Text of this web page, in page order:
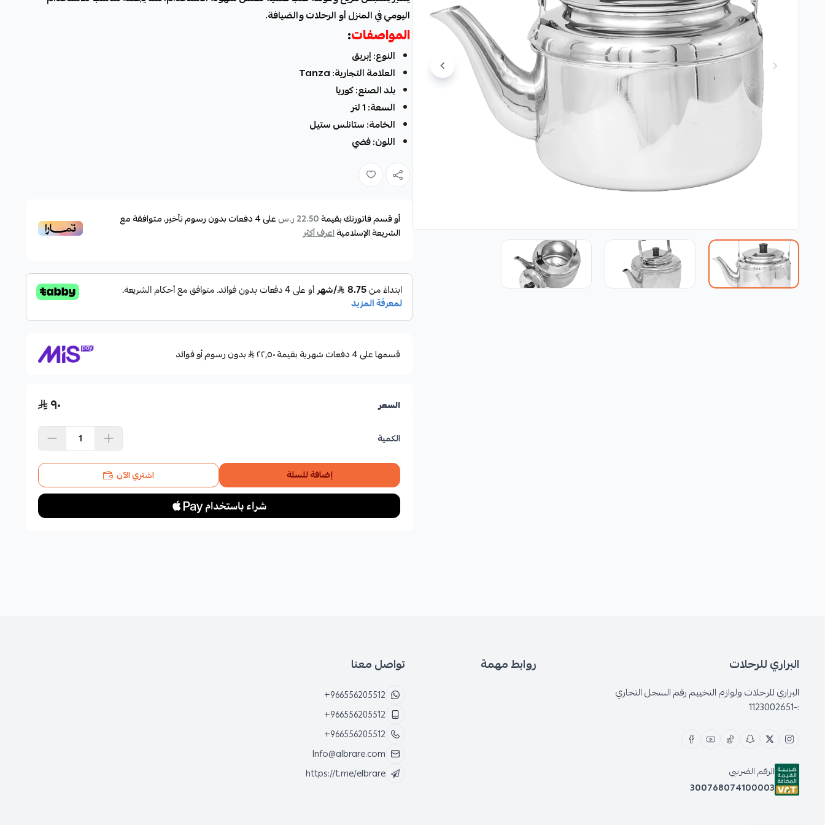
اليومي في المنزل أو الرحلات والضيافة.
المواصفات:
النوع: إبريق
العلامة التجارية: Tanza
بلد الصنع: كوريا
السعة: 1 لتر
الخامة: ستانلس ستيل
اللون: فضي
أو قسم فاتورتك بقيمة22.50 ر.س على4دفعات بدون رسوم تأخير، متوافقة مع
الشريعة الإسلاميةاعرف أكثر
قسمها على 4 دفعات شهرية بقيمة ٢٢٫٥٠ بدون رسوم أو فوائد
السعر ٩٠
الكمية
إضافة للسلة اشتري الآن
البراري للرحلات
البراري للرحلات ولوازم التخييم رقم السجل التجاري
:-1123002651
الرقم الضريبي
300768074100003
روابط مهمة تواصل معنا
+966556205512
+966556205512
+966556205512
Info@albrare.com
https://t.me/elbrare